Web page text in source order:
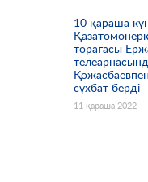
10 қараша
төрағасы
сұхбат берді
11 қараша 2022